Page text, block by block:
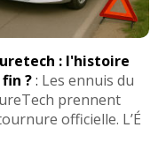
: l'histoire
?: Les ennuis du
prennent
officielle. L’É